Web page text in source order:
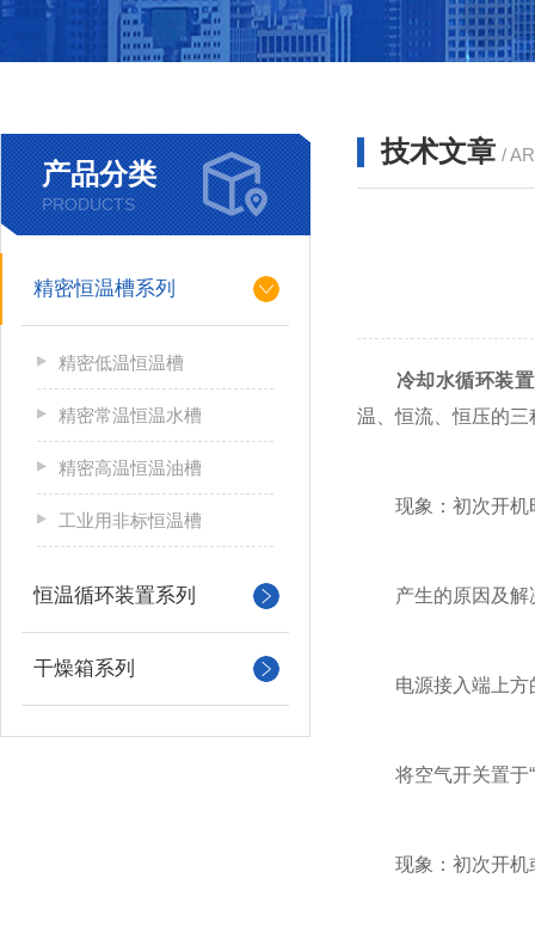
产品分类
PRODUCTS
精密恒温槽系列
精密低温恒温槽
精密常温恒温水槽
精密高温恒温油槽
工业用非标恒温槽
恒温循环装置系列
干燥箱系列
技术文章 /
冷却水循环装置
温、恒流、恒压的
现象：初次开机
产生的原因及解
电源接入端上方的
将空气开关置于
现象：初次开机或